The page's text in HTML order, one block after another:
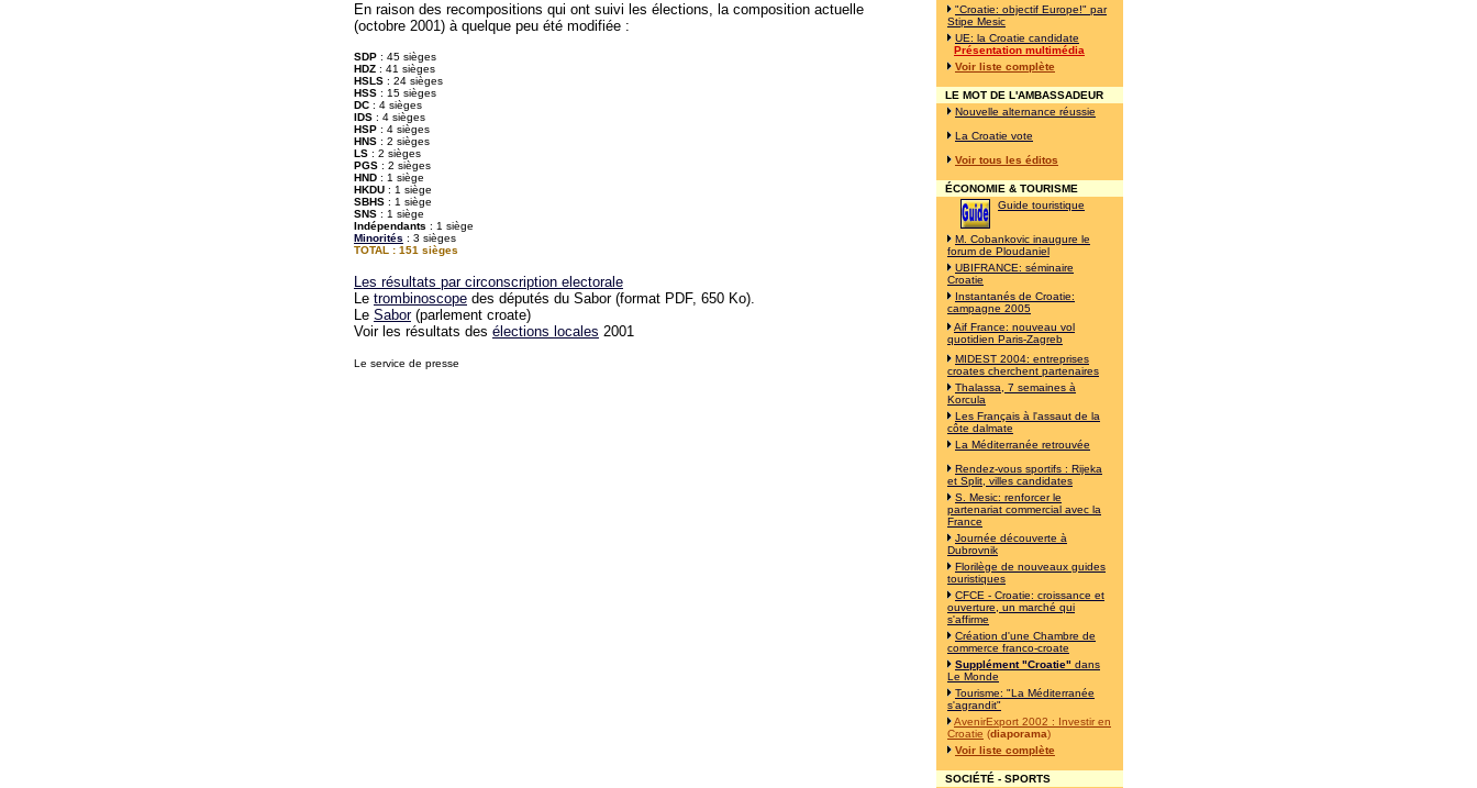
En raison des recompositions qui ont suivi les élections, la composition actuelle
(octobre 2001) à quelque peu été modifiée :
SDP : 45 sièges
HDZ : 41 sièges
HSLS : 24 sièges
HSS : 15 sièges
DC : 4 sièges
IDS : 4 sièges
HSP : 4 sièges
HNS : 2 sièges
LS : 2 sièges
PGS : 2 sièges
HND : 1 siège
HKDU : 1 siège
SBHS : 1 siège
SNS : 1 siège
Indépendants : 1 siège
Minorités : 3 sièges
TOTAL : 151 sièges
Les résultats par circonscription electorale
Le trombinoscope des députés du Sabor (format PDF, 650 Ko).
Le Sabor(parlement croate)
Voir les résultats des élections locales 2001
Le service de presse
"Croatie: objectif Europe!" par
Stipe Mesic
UE: la Croatie candidate
Présentation multimédia
Voir liste complète
LE MOT DE L'AMBASSADEUR
Nouvelle alternance réussie
La Croatie vote
Voir tous les éditos
ÉCONOMIE & TOURISME
Guide touristique
M. Cobankovic inaugure le
forum de Ploudaniel
UBIFRANCE: séminaire
Croatie
Instantanés de Croatie:
campagne 2005
Aif France: nouveau vol
quotidien Paris-Zagreb
MIDEST 2004: entreprises
croates cherchent partenaires
Thalassa, 7 semaines à
Korcula
Les Français à l'assaut de la
côte dalmate
La Méditerranée retrouvée
Rendez-vous sportifs : Rijeka
et Split, villes candidates
S. Mesic: renforcer le
partenariat commercial avec la
France
Journée découverte à
Dubrovnik
Florilège de nouveaux guides
touristiques
CFCE - Croatie: croissance et
ouverture, un marché qui
s'affirme
Création d'une Chambre de
commerce franco-croate
Supplément "Croatie" dans
Le Monde
Tourisme: "La Méditerranée
s'agrandit"
AvenirExport 2002 : Investir en
Croatie (diaporama)
Voir liste complète
SOCIÉTÉ - SPORTS